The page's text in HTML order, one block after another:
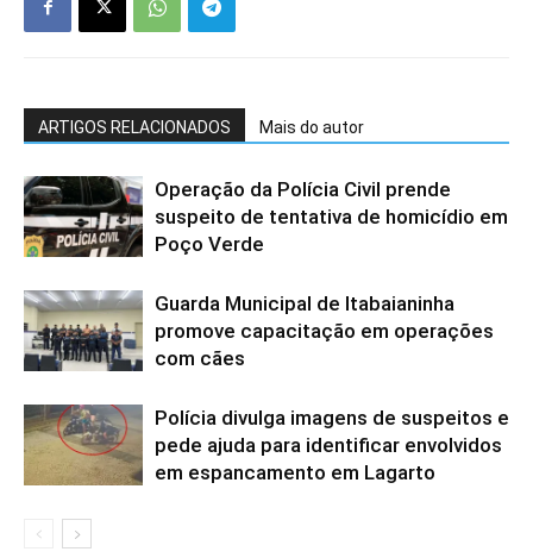
ARTIGOS RELACIONADOS Mais do autor
Operação da Polícia Civil prende
suspeito de tentativa de homicídio em
Poço Verde
Guarda Municipal de Itabaianinha
promove capacitação em operações
com cães
Polícia divulga imagens de suspeitos e
pede ajuda para identificar envolvidos
em espancamento em Lagarto